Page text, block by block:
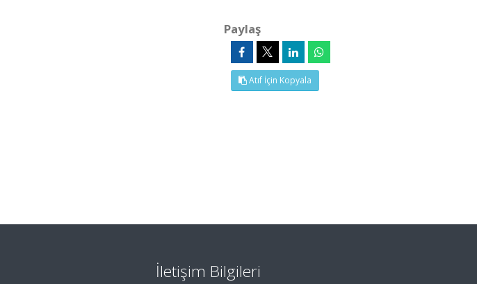
Paylaş
Atıf İçin Kopyala
İletişim Bilgileri